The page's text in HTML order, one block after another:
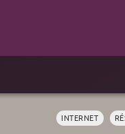
INTERNET